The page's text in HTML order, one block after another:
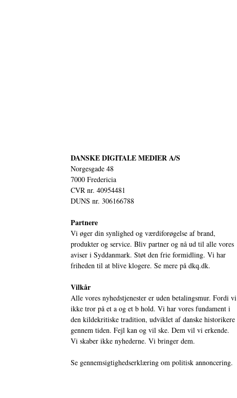
DANSKE DIGITALE MEDIER A/S
Norgesgade 48
7000 Fredericia
CVR nr. 40954481
DUNS nr. 306166788
Partnere
Vi øger din synlighed og værdiforøgelse af brand,
produkter og service. Bliv partner og nå ud til alle vores
aviser i Syddanmark. Støt den frie formidling. Vi har
friheden til at blive klogere. Se mere på dkq.dk.
Vilkår
Alle vores nyhedstjenester er uden betalingsmur. Fordi vi
ikke tror på et a og et b hold. Vi har vores fundament i
den kildekritiske tradition, udviklet af danske historikere
gennem tiden. Fejl kan og vil ske. Dem vil vi erkende.
Vi skaber ikke nyhederne. Vi bringer dem.
Se gennemsigtighedserklæring om politisk annoncering.